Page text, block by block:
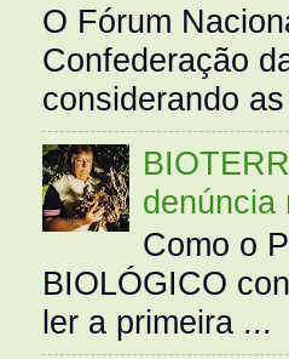
O Fórum
Confederação
considerando
denúncia
Como o
BIOLÓGICO
ler a primeira ...